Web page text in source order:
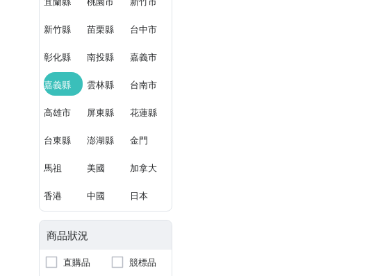
新竹縣 苗栗縣 台中市
彰化縣 南投縣 嘉義市
嘉義縣 雲林縣 台南市
高雄市 屏東縣 花蓮縣
台東縣 澎湖縣 金門
馬祖 美國 加拿大
香港 中國 日本
商品狀況
直購品
競標品